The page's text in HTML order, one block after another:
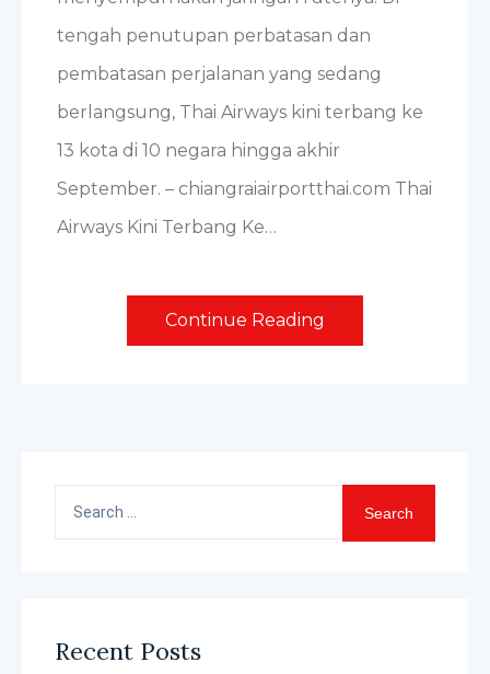
tengah penutupan perbatasan dan
pembatasan perjalanan yang sedang
berlangsung, Thai Airways kini terbang ke
13 kota di 10 negara hingga akhir
September. – chiangraiairportthai.com Thai
Airways Kini Terbang Ke…
Continue Reading
for:
Recent Posts